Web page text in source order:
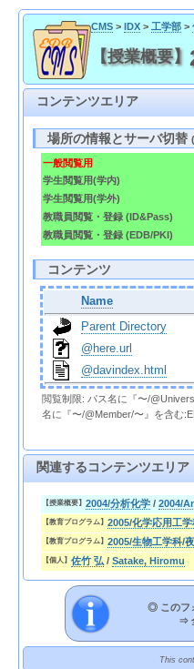
CMS> IDX> 工学部>
【授業概要】
コンテンツエリア
場所の情報とサーバ切替
一般閲覧用
学生閲覧用(学内)
学生閲覧用(学外)
教職員閲覧・登録 (ID&Pass)
教職員閲覧・登録 (EDB/PKI)
コンテンツ
Name
Parent Directory
@here.url
@davindex.html
閲覧制限: パス名に『〜/
名に『〜/@Member/〜』を含む
関連するコンテンツエリア
【授業概要】 2004/分析化学 / 2004/
【教育プログラム】 2005/化学応用工
【教育プログラム】 2005/生物工学科/
【個人】 佐竹 弘 / Satake, Hiromu
◎ このフ
⇒
This